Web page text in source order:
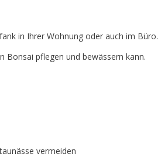
in Ihrer Wohnung oder auch im Büro.
Bonsai pflegen und bewässern kann.
vermeiden